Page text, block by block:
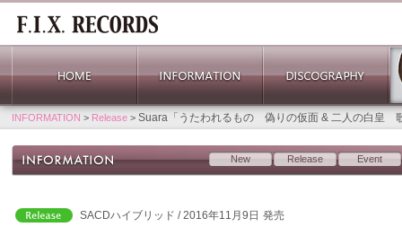
INFORMATION > Release > Suara「うたわれるもの 偽りの仮面 & 二人の白皇
New Release Event
SACDハイブリッド / 2016年11月9日 発売